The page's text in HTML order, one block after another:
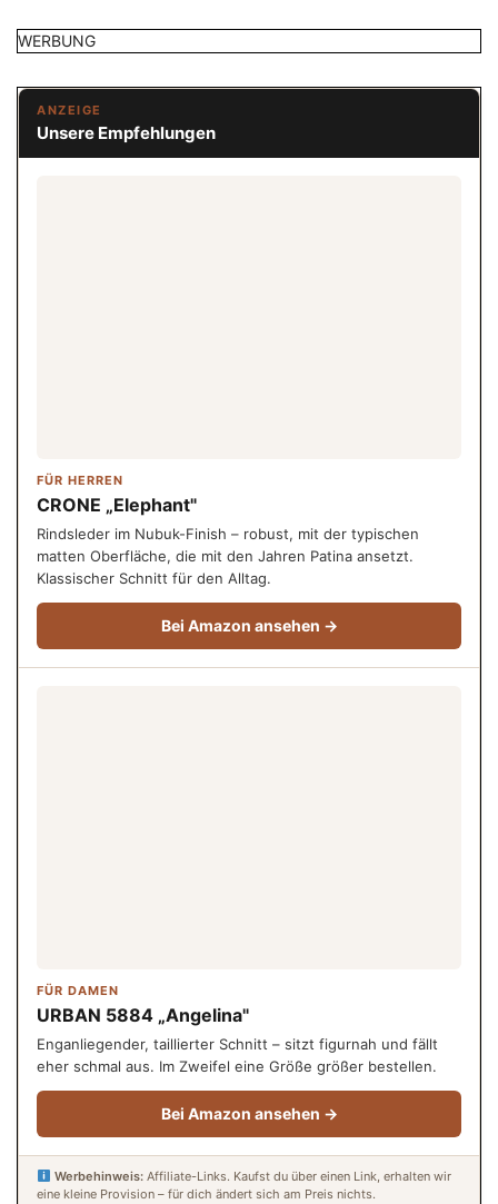
WERBUNG
ANZEIGE
Unsere Empfehlungen
FÜR HERREN
CRONE „Elephant"
Rindsleder im Nubuk-Finish – robust, mit der typischen
matten Oberfläche, die mit den Jahren Patina ansetzt.
Klassischer Schnitt für den Alltag.
Bei Amazon ansehen →
FÜR DAMEN
URBAN 5884 „Angelina"
Enganliegender, taillierter Schnitt – sitzt figurnah und fällt
eher schmal aus. Im Zweifel eine Größe größer bestellen.
Bei Amazon ansehen →
Werbehinweis:Affiliate-Links. Kaufst du über einen Link, erhalten wir
eine kleine Provision – für dich ändert sich am Preis nichts.